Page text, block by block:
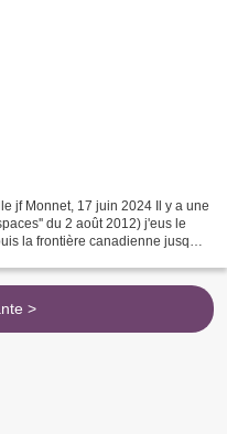
jf Monnet, 17 juin 2024 Il y a une
du 2 août 2012) j'eus le
la frontière canadienne jusque
>